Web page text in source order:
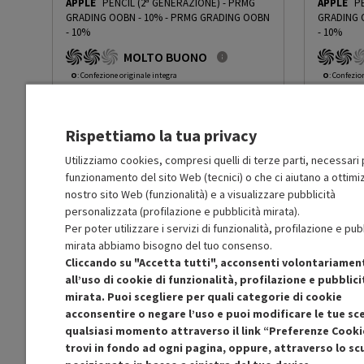
APPLE PENCIL (2ª GENERAZIONE) - PRMG
GRADING OOBN - 10%- PRMG GRADING OOBN
- 10%
MOLTO BUONO
O: Confezione originale integra
O: Accessori principali presenti
Prodotto Nuovo 149.00 -10%
Ricondizionato Prezzo ridotto da
134.10a-50%
In Promozione 67.05
Aggiungi al carrello
SCONTO RICONDIZIONATI
Approfitta dello sconto del 50% sul prodotto
ricondizionato.
APPLE
GRADING
- 10%
O:
O:
In
Rispettiamo la tua privacy
Utilizziamo cookies, compresi quelli di terze parti, necessari
funzionamento del sito Web (tecnici) o che ci aiutano a
nostro sito Web (funzionalità) e a visualizzare pubblicità
personalizzata (profilazione e pubblicità mirata).
Per poter utilizzare i servizi di funzionalità, profilazione e
mirata abbiamo bisogno del tuo consenso.
Cliccando su "Accetta tutti", acconsenti
all’uso di cookie di funzionalità, profilazione e
mirata. Puoi scegliere per quali categorie di cookie
acconsentire o negare l’uso e puoi modificare le tue
qualsiasi momento attraverso il link “Preferenze
trovi in fondo ad ogni pagina, oppure, attraverso lo